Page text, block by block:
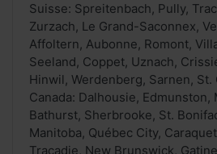
Suisse: Spreitenbach, Pully,
Zurzach, Le Grand-Saconnex,
Affoltern, Aubonne, Romont,
Seeland, Coppet, Uznach,
Hinwil, Werdenberg, Sarnen, St.
Canada: Dalhousie, Edmunston,
Bathurst, Sherbrooke, St.
Manitoba, Québec City,
Tracadie, New Brunswick,